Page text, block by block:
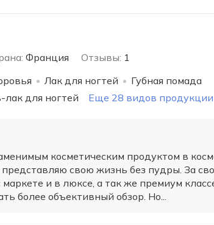
Франция Отзывы: 1
Лак для ногтей
Губная помада
лак для ногтей Еще 28 видов продукции
косметическим продуктом в
свою жизнь без пудры. За
и в люксе, а так же премиум
более объективный обзор. Но...